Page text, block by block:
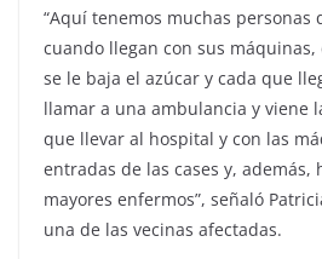
“Aquí tenemos muchas personas
cuando llegan con sus
se le baja el azúcar y cada que
llamar a una ambulancia y viene
que llevar al hospital y con las
entradas de las cases y, además,
mayores enfermos”, señaló
una de las vecinas afectadas.